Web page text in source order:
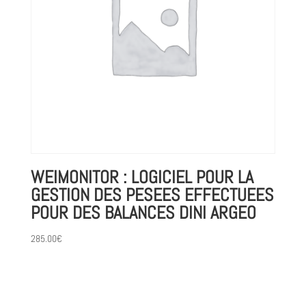
WEIMONITOR : LOGICIEL POUR LA
GESTION DES PESEES EFFECTUEES
POUR DES BALANCES DINI ARGEO
285.00€